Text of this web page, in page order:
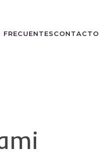
FRECUENTESCONTACTO